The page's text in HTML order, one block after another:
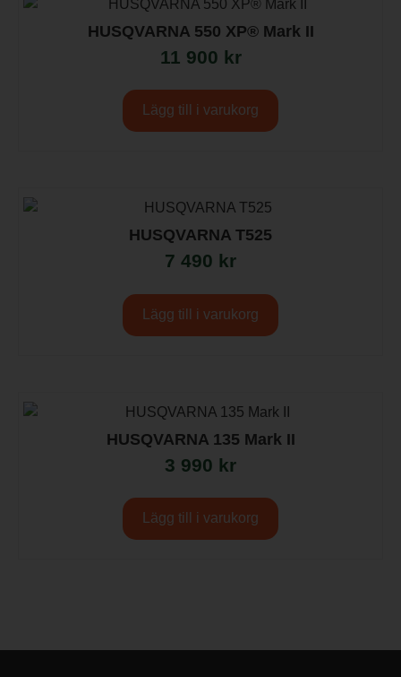
HUSQVARNA 550 XP® Mark II
11 900 kr
Lägg till i varukorg
HUSQVARNA T525
7 490 kr
Lägg till i varukorg
HUSQVARNA 135 Mark II
3 990 kr
Lägg till i varukorg